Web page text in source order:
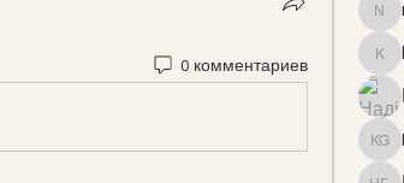
0 комментариев